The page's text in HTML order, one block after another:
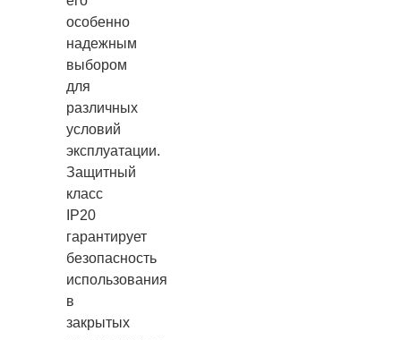
особенно
надежным
выбором
для
различных
условий
эксплуатации.
Защитный
класс
IP20
гарантирует
безопасность
использования
в
закрытых